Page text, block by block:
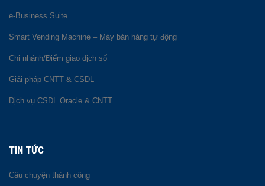
e-Business Suite
Smart Vending Machine – Máy bán hàng tự động
Chi nhánh/Điểm giao dịch số
Giải pháp CNTT & CSDL
Dịch vụ CSDL Oracle & CNTT
TIN TỨC
Câu chuyện thành công